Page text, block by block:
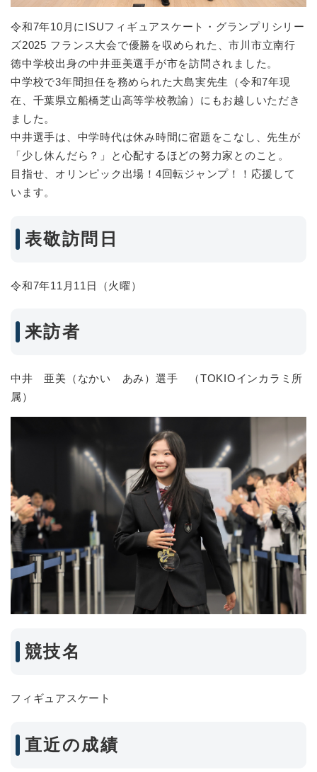
令和7年10月にISUフィギュアスケート・グランプリシリー
ズ2025 フランス大会で優勝を収められた、市川市立南行
徳中学校出身の中井亜美選手が市を訪問されました。
中学校で3年間担任を務められた大島実先生（令和7年現
在、千葉県立船橋芝山高等学校教諭）にもお越しいただき
ました。
中井選手は、中学時代は休み時間に宿題をこなし、先生が
「少し休んだら？」と心配するほどの努力家とのこと。
目指せ、オリンピック出場！4回転ジャンプ！！応援して
います。
表敬訪問日
令和7年11月11日（火曜）
来訪者
中井 亜美（なかい あみ）選手 （TOKIOインカラミ所
属）
競技名
フィギュアスケート
直近の成績